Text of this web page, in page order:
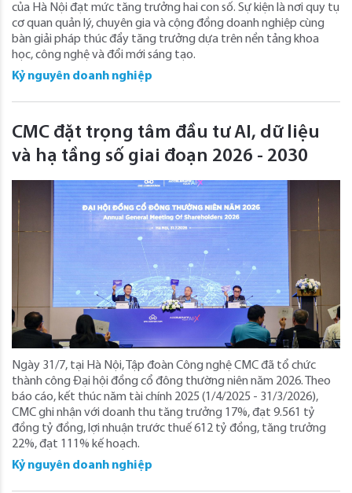
của Hà Nội đạt mức tăng trưởng hai con số. Sự kiện là nơi quy tụ
cơ quan quản lý, chuyên gia và cộng đồng doanh nghiệp cùng
bàn giải pháp thúc đẩy tăng trưởng dựa trên nền tảng khoa
học, công nghệ và đổi mới sáng tạo.
Kỷ nguyên doanh nghiệp
CMC đặt trọng tâm đầu tư AI, dữ liệu
và hạ tầng số giai đoạn 2026 - 2030
Ngày 31/7, tại Hà Nội, Tập đoàn Công nghệ CMC đã tổ chức
thành công Đại hội đồng cổ đông thường niên năm 2026. Theo
báo cáo, kết thúc năm tài chính 2025 (1/4/2025 - 31/3/2026),
CMC ghi nhận với doanh thu tăng trưởng 17%, đạt 9.561 tỷ
đồng tỷ đồng, lợi nhuận trước thuế 612 tỷ đồng, tăng trưởng
22%, đạt 111% kế hoạch.
Kỷ nguyên doanh nghiệp